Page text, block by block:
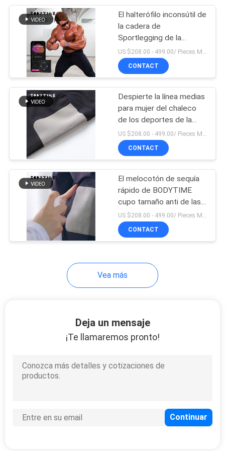
Máscara de la
elevación de cara
10
Massager trasero
usable
del ejercicio de piso
Polainas de
elevación de la
El halterófilo inconsútil de
la cadera de
Sportlegging de la
cintura fina jadea al OEM
aceptable
CONTACT
Despierte la línea medias
para mujer del chaleco
de los deportes de la
yoga de la tecnología
desnuda inconsútil de los
pantalones el ccsme
CONTACT
El melocotón de sequía
rápido de BODYTIME
cupo tamaño anti de las
polainas XSSMLXL de
las celulitis
US $208.00 - 499.00/ Pieces MOQ:1pieces
CONTACT
Vea más
Deja un mensaje
¡Te llamaremos pronto!